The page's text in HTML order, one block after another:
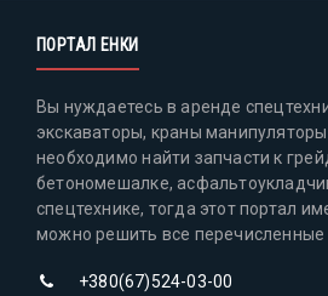
ПОРТАЛ ЕНКИ
Вы нуждаетесь в аренде
экскаваторы, краны
необходимо найти запчасти к
бетономешалке,
спецтехнике, тогда этот портал
можно решить все перечисленные
+380(67)524-03-00